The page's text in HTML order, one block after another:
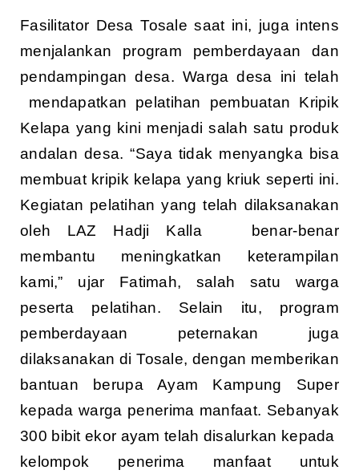
Fasilitator Desa Tosale saat ini, juga intens
menjalankan program pemberdayaan dan
pendampingan desa. Warga desa ini telah
mendapatkan pelatihan pembuatan Kripik
Kelapa yang kini menjadi salah satu produk
andalan desa. “Saya tidak menyangka bisa
membuat kripik kelapa yang kriuk seperti ini.
Kegiatan pelatihan yang telah dilaksanakan
oleh LAZ Hadji Kalla benar-benar
membantu meningkatkan keterampilan
kami,” ujar Fatimah, salah satu warga
peserta pelatihan. Selain itu, program
pemberdayaan peternakan juga
dilaksanakan di Tosale, dengan memberikan
bantuan berupa Ayam Kampung Super
kepada warga penerima manfaat. Sebanyak
300 bibit ekor ayam telah disalurkan kepada
kelompok penerima manfaat untuk